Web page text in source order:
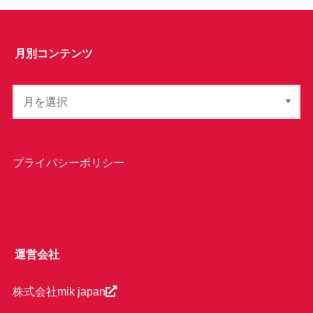
月別コンテンツ
プライバシーポリシー
運営会社
株式会社mik japan